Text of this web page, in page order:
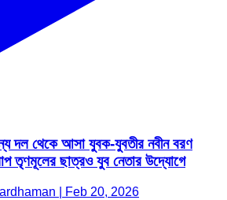
দল থেকে আসা যুবক-যুবতীর নবীন বরণ
তৃণমূলের ছাত্রও যুব নেতার উদ্যোগে
| Feb 20, 2026